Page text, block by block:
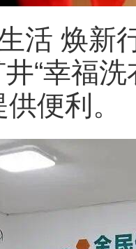
活 焕新
“幸福
便利。